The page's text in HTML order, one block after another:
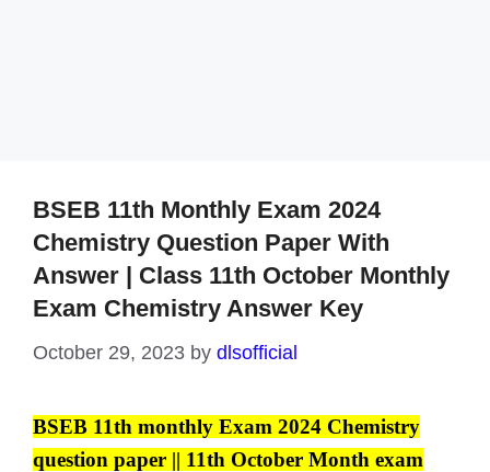
BSEB 11th Monthly Exam 2024
Chemistry Question Paper With
Answer | Class 11th October Monthly
Exam Chemistry Answer Key
October 29, 2023 by dlsofficial
BSEB 11th monthly Exam 2024 Chemistry
question paper || 11th October Month exam